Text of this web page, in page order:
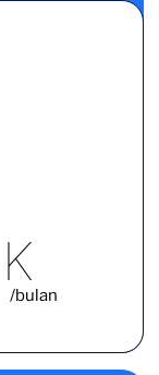
K
/bulan